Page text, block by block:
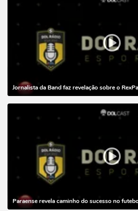
Jornalista da Band faz revelação sobre o RexPa
Paraense revela caminho do sucesso no